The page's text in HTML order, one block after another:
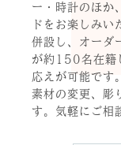
ー・時計のほか
ドをお楽しみい
併設し、オーダ
が約150名在籍
応えが可能です。
素材の変更、彫
す。気軽にご相